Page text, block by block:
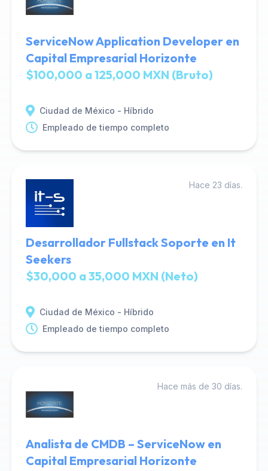
ServiceNow Application Developer en
Capital Empresarial Horizonte
$100,000 a 125,000 MXN (Bruto)
Ciudad de México - Híbrido
Empleado de tiempo completo
Hace 23 días.
Desarrollador Fullstack Soporte en It
Seekers
$30,000 a 35,000 MXN (Neto)
Ciudad de México - Híbrido
Empleado de tiempo completo
Hace más de 30 días.
Analista de CMDB – ServiceNow en
Capital Empresarial Horizonte